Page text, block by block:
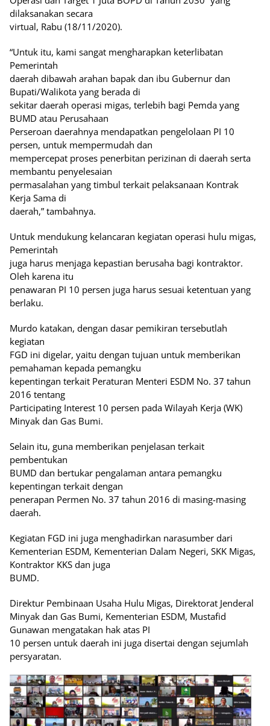
dilaksanakan secara
virtual, Rabu (18/11/2020).
“Untuk itu, kami sangat mengharapkan keterlibatan
Pemerintah
daerah dibawah arahan bapak dan ibu Gubernur dan
Bupati/Walikota yang berada di
sekitar daerah operasi migas, terlebih bagi Pemda yang
BUMD atau Perusahaan
Perseroan daerahnya mendapatkan pengelolaan PI 10
persen, untuk mempermudah dan
mempercepat proses penerbitan perizinan di daerah serta
membantu penyelesaian
permasalahan yang timbul terkait pelaksanaan Kontrak
Kerja Sama di
daerah,” tambahnya.
Untuk mendukung kelancaran kegiatan operasi hulu migas,
Pemerintah
juga harus menjaga kepastian berusaha bagi kontraktor.
Oleh karena itu
penawaran PI 10 persen juga harus sesuai ketentuan yang
berlaku.
Murdo katakan, dengan dasar pemikiran tersebutlah
kegiatan
FGD ini digelar, yaitu dengan tujuan untuk memberikan
pemahaman kepada pemangku
kepentingan terkait Peraturan Menteri ESDM No. 37 tahun
2016 tentang
Participating Interest 10 persen pada Wilayah Kerja (WK)
Minyak dan Gas Bumi.
Selain itu, guna memberikan penjelasan terkait
pembentukan
BUMD dan bertukar pengalaman antara pemangku
kepentingan terkait dengan
penerapan Permen No. 37 tahun 2016 di masing-masing
daerah.
Kegiatan FGD ini juga menghadirkan narasumber dari
Kementerian ESDM, Kementerian Dalam Negeri, SKK Migas,
Kontraktor KKS dan juga
BUMD.
Direktur Pembinaan Usaha Hulu Migas, Direktorat Jenderal
Minyak dan Gas Bumi, Kementerian ESDM, Mustafid
Gunawan mengatakan hak atas PI
10 persen untuk daerah ini juga disertai dengan sejumlah
persyaratan.